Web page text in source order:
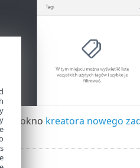
okno kreatora nowego